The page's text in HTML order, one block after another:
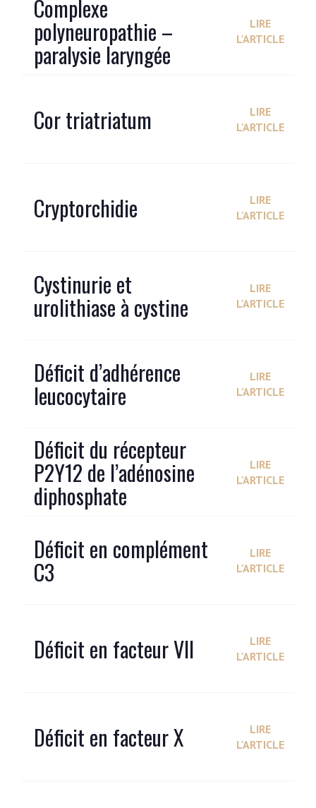
Complexe
polyneuropathie –
paralysie laryngée
LIRE
L'ARTICLE
Cor triatriatum
LIRE
L'ARTICLE
Cryptorchidie
LIRE
L'ARTICLE
Cystinurie et
urolithiase à cystine
LIRE
L'ARTICLE
Déficit d’adhérence
leucocytaire
LIRE
L'ARTICLE
Déficit du récepteur
P2Y12 de l’adénosine
diphosphate
LIRE
L'ARTICLE
Déficit en complément
C3
LIRE
L'ARTICLE
Déficit en facteur VII
LIRE
L'ARTICLE
Déficit en facteur X
LIRE
L'ARTICLE